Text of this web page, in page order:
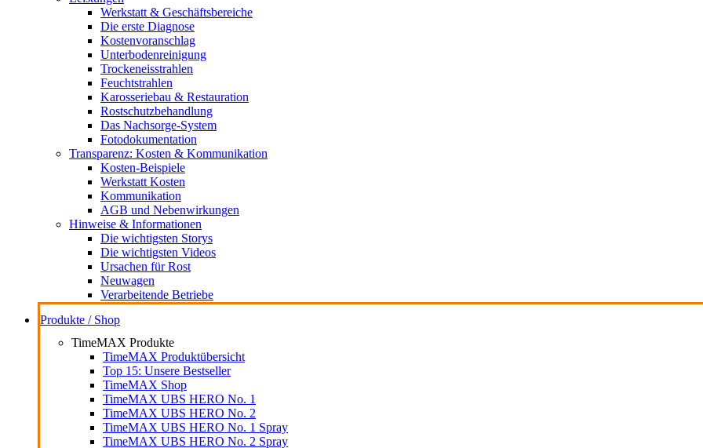
Werkstatt & Geschäftsbereiche
Die erste Diagnose
Kostenvoranschlag
Unterbodenreinigung
Trockeneisstrahlen
Feuchtstrahlen
Karosseriebau & Restauration
Rostschutzbehandlung
Das Nachsorge-System
Fotodokumentation
Transparenz: Kosten & Kommunikation
Kosten-Beispiele
Werkstatt Kosten
Kommunikation
AGB und Nebenwirkungen
Hinweise & Informationen
Die wichtigsten Storys
Die wichtigsten Videos
Ursachen für Rost
Neuwagen
Verarbeitende Betriebe
Produkte / Shop
TimeMAX Produkte
TimeMAX Produktübersicht
Top 15: Unsere Bestseller
TimeMAX Shop
TimeMAX UBS HERO No. 1
TimeMAX UBS HERO No. 2
TimeMAX UBS HERO No. 1 Spray
TimeMAX UBS HERO No. 2 Spray